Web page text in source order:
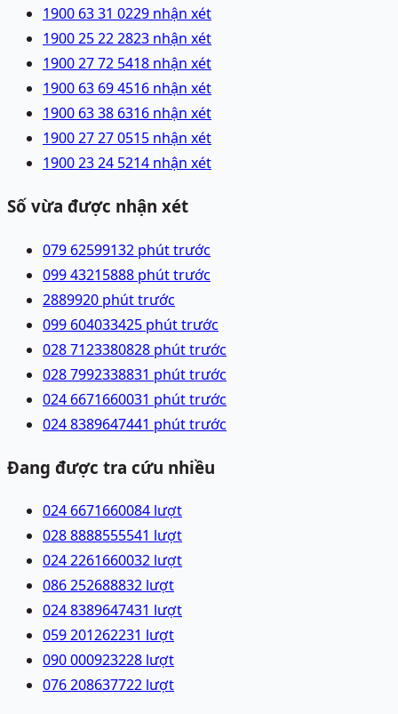
1900 63 31 0229 nhận xét
1900 25 22 2823 nhận xét
1900 27 72 5418 nhận xét
1900 63 69 4516 nhận xét
1900 63 38 6316 nhận xét
1900 27 27 0515 nhận xét
1900 23 24 5214 nhận xét
Số vừa được nhận xét
079 62599132 phút trước
099 43215888 phút trước
2889920 phút trước
099 604033425 phút trước
028 7123380828 phút trước
028 7992338831 phút trước
024 6671660031 phút trước
024 8389647441 phút trước
Đang được tra cứu nhiều
024 6671660084 lượt
028 8888555541 lượt
024 2261660032 lượt
086 252688832 lượt
024 8389647431 lượt
059 201262231 lượt
090 000923228 lượt
076 208637722 lượt